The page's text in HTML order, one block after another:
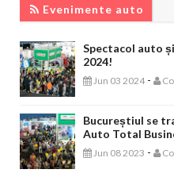
Evenimente auto
Spectacol auto
2024!
Jun 03 2024 -
Bucureștiul se
Auto Total
Jun 08 2023 -